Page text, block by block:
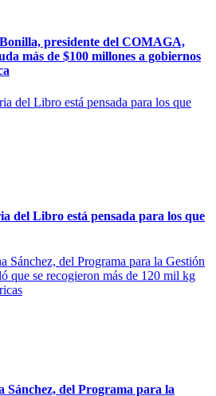
presidente del COMAGA,
más de $100 millones a gobiernos
del Libro está pensada para los que
del Programa para la